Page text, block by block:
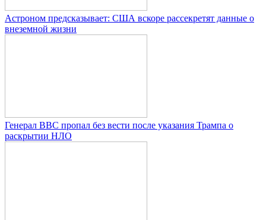
Астроном предсказывает: США вскоре рассекретят данные о
внеземной жизни
Генерал ВВС пропал без вести после указания Трампа о
раскрытии НЛО